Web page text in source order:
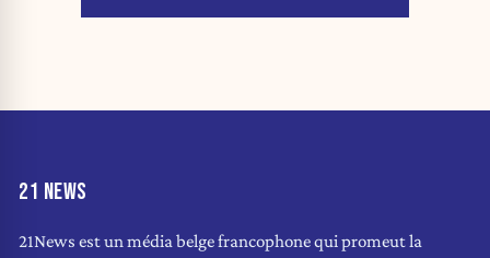
21 NEWS
21News est un média belge francophone qui promeut la